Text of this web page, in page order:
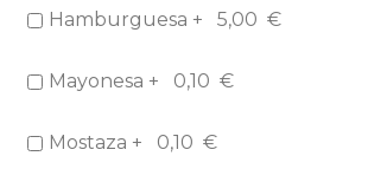
Hamburguesa + 5,00 €
Mayonesa + 0,10 €
Mostaza + 0,10 €